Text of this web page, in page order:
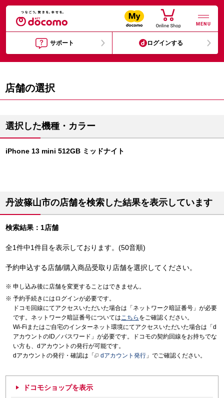
MENU
サポート ログインする
店舗の選択
選択した機種・カラー
iPhone 13 mini 512GB ミッドナイト
丹波篠山市の店舗を検索した結果を表示しています
検索結果：1店舗
全1件中1件目を表示しております。(50音順)
予約申込する店舗/購入商品受取り店舗を選択してください。
申し込み後に店舗を変更することはできません。
予約手続きにはログインが必要です。
ドコモ回線にてアクセスいただいた場合は「ネットワーク暗証番号」が必要
です。ネットワーク暗証番号についてはこちら をご確認ください。
Wi-Fiまたはご自宅のインターネット環境にてアクセスいただいた場合は「d
アカウントのID／パスワード」が必要です。ドコモの契約回線をお持ちでな
い方も、dアカウントの発行が可能です。
dアカウントの発行・確認は「
dアカウント発行 」でご確認ください。
ドコモショップを表示